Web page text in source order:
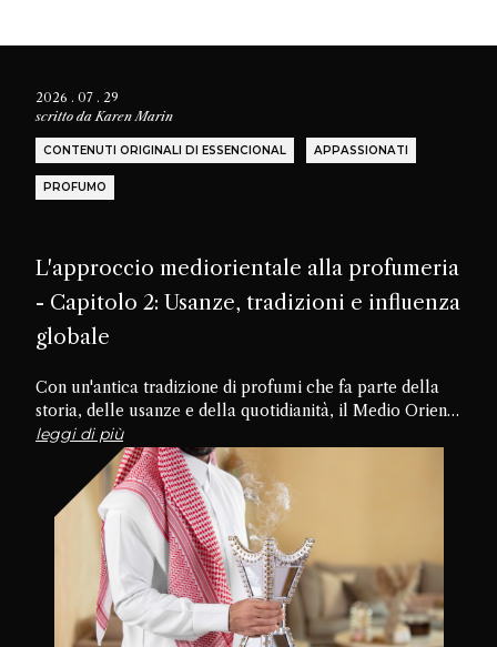
2026 . 07 . 29
scritto daKaren Marin
CONTENUTI ORIGINALI DI ESSENCIONAL APPASSIONATI
PROFUMO
L'approccio mediorientale alla profumeria
- Capitolo 2: Usanze, tradizioni e influenza
globale
Con un'antica tradizione di profumi che fa parte della
storia, delle usanze e della quotidianità, il Medio Oriente
è la culla della cultura del profumo. Approfondiamo le
tradizioni, le pratiche e l'uso del profumo nella vita
quotidiana per capire perché il profumo è così
apprezzato in questa parte del mondo. L'approccio
mediorientale alla profumeria continua nel Capitolo 2.
leggi di più